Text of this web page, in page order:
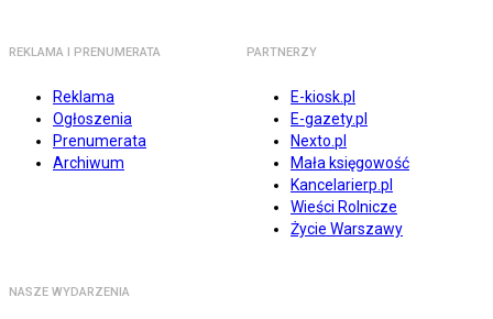
REKLAMA I PRENUMERATA
Reklama
Ogłoszenia
Prenumerata
Archiwum
PARTNERZY
E-kiosk.pl
E-gazety.pl
Nexto.pl
Mała księgowość
Kancelarierp.pl
Wieści Rolnicze
Życie Warszawy
NASZE WYDARZENIA